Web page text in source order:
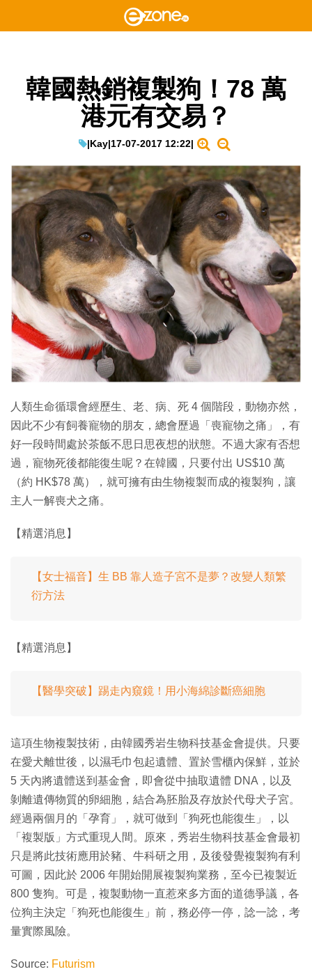
韓國熱銷複製狗！78 萬
港元有交易？
|Kay|17-07-2017 12:22|
人類生命循環會經歷生、老、病、死 4 個階段，動物亦然，
因此不少有飼養寵物的朋友，總會歷過「喪寵物之痛」，有
好一段時間處於茶飯不思日思夜想的狀態。不過大家有否想
過，寵物死後都能復生呢？在韓國，只要付出 US$10 萬
（約 HK$78 萬），就可擁有由生物複製而成的複製狗，讓
主人一解喪犬之痛。
【精選消息】
【女士福音】生 BB 靠人造子宮不是夢？改變人類繁
衍方法
【精選消息】
【醫學突破】踢走內窺鏡！用小海綿診斷癌細胞
這項生物複製技術，由韓國秀岩生物科技基金會提供。只要
在愛犬離世後，以濕毛巾包起遺體、置於雪櫃內保鮮，並於
5 天內將遺體送到基金會，即會從中抽取遺體 DNA，以及
剝離遺傳物質的卵細胞，結合為胚胎及存放於代母犬子宮。
經過兩個月的「孕育」，就可做到「狗死也能復生」，以
「複製版」方式重現人間。原來，秀岩生物科技基金會最初
只是將此技術應用於豬、牛科研之用，及後發覺複製狗有利
可圖，因此於 2006 年開始開展複製狗業務，至今已複製近
800 隻狗。可是，複製動物一直惹來多方面的道德爭議，各
位狗主決定「狗死也能復生」前，務必停一停，諗一諗，考
量實際風險。
Source: Futurism